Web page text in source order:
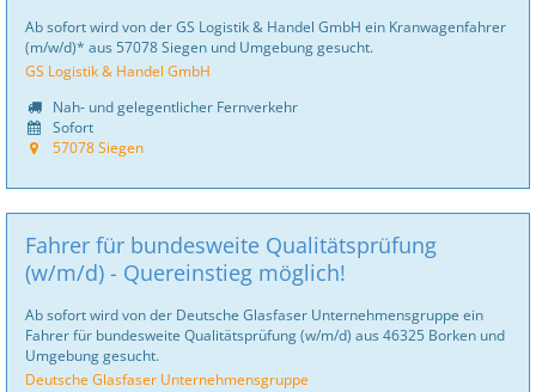
Ab sofort wird von der GS Logistik & Handel GmbH ein Kranwagenfahrer
(m/w/d)* aus 57078 Siegen und Umgebung gesucht.
GS Logistik & Handel GmbH
Nah- und gelegentlicher Fernverkehr
Sofort
57078 Siegen
Fahrer für bundesweite Qualitätsprüfung
(w/m/d) - Quereinstieg möglich!
Ab sofort wird von der Deutsche Glasfaser Unternehmensgruppe ein
Fahrer für bundesweite Qualitätsprüfung (w/m/d) aus 46325 Borken und
Umgebung gesucht.
Deutsche Glasfaser Unternehmensgruppe